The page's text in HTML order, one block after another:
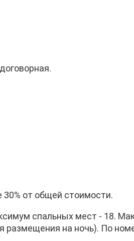
от общей стоимости.
спальных мест - 18.
на ночь). По